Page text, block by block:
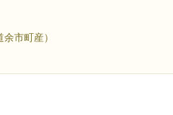
市町産）